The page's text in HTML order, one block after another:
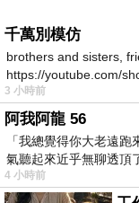
千萬別模仿
brothers and sisters,
https://youtube.com/
https
3 小時前
阿我阿龍 56
「我總覺得你大老遠
氣聽起來近乎無聊透頂
4 小時前